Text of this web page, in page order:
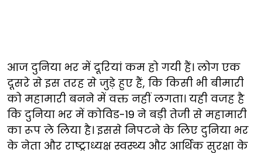
आज दुनिया भर में दूरियां कम हो गयी हैं। लोग एक
दूसरे से इस तरह से जुड़े हुए हैं, कि किसी भी बीमारी
को महामारी बनने में वक्त नहीं लगता। यही वजह है
कि दुनिया भर में कोविड-19 ने बड़ी तेजी से महामारी
का रूप ले लिया है। इससे निपटने के लिए दुनिया भर
के नेता और राष्ट्राध्यक्ष स्वस्थ्य और आर्थिक सुरक्षा के